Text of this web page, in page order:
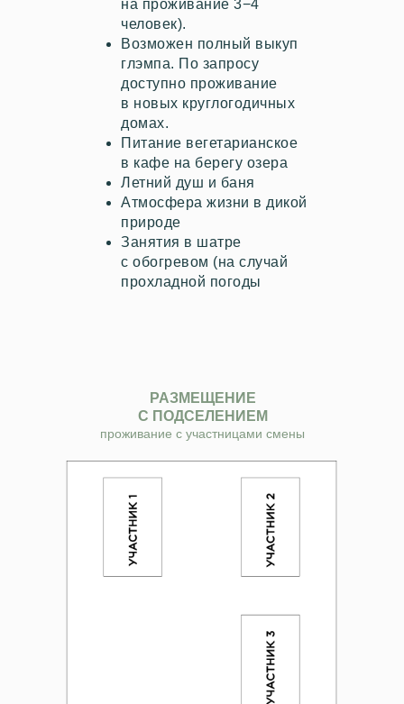
на проживание 3−4
человек).
Возможен полный выкуп
глэмпа. По запросу
доступно проживание
в новых круглогодичных
домах.
Питание вегетарианское
в кафе на берегу озера
Летний душ и баня
Атмосфера жизни в дикой
природе
Занятия в шатре
с обогревом (на случай
прохладной погоды
РАЗМЕЩЕНИЕ
С ПОДСЕЛЕНИЕМ
проживание с участницами смены